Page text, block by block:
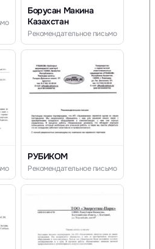
Борусан Макина
Казахстан
Рекомендательное письмо
РУБИКОМ
Рекомендательное письмо